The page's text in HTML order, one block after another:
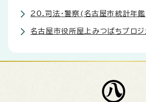
20.司法・警察(名古屋市統計年
名古屋市役所屋上みつばちプロジ